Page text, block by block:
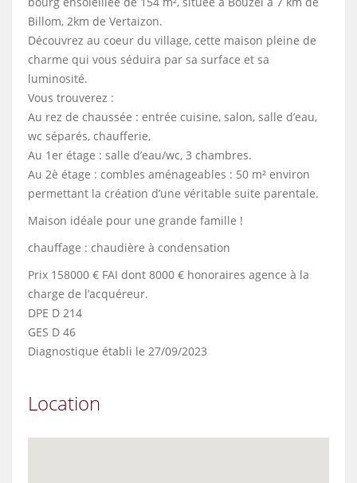
Billom, 2km de Vertaizon.
Découvrez au coeur du village, cette maison pleine de
charme qui vous séduira par sa surface et sa
luminosité.
Vous trouverez :
Au rez de chaussée : entrée cuisine, salon, salle d’eau,
wc séparés, chaufferie,
Au 1er étage : salle d’eau/wc, 3 chambres.
Au 2è étage : combles aménageables : 50 m² environ
permettant la création d’une véritable suite parentale.
Maison idéale pour une grande famille !
chauffage : chaudière à condensation
Prix 158000 € FAI dont 8000 € honoraires agence à la
charge de l’acquéreur.
DPE D 214
GES D 46
Diagnostique établi le 27/09/2023
Location